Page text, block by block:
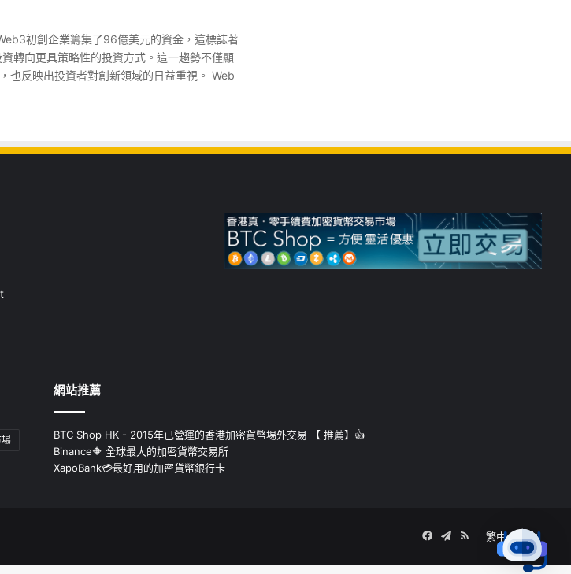
初創企業籌集了96億美元的資金，這標誌著
轉向更具策略性的投資方式。這一趨勢不僅顯
也反映出投資者對創新領域的日益重視。 Web
網站推薦
BTC Shop HK - 2015年已營運的香港加密貨幣埸外交易 【 推薦】👍
Binance🔶 全球最大的加密貨幣交易所
XapoBank💳最好用的加密貨幣銀行卡
繁中 簡中
Facebook
Telegram
RSS